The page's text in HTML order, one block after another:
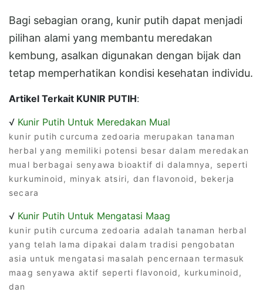
Bagi sebagian orang, kunir putih dapat menjadi
pilihan alami yang membantu meredakan
kembung, asalkan digunakan dengan bijak dan
tetap memperhatikan kondisi kesehatan individu.
Artikel Terkait KUNIR PUTIH:
√ Kunir Putih Untuk Meredakan Mual
kunir putih curcuma zedoaria merupakan tanaman
herbal yang memiliki potensi besar dalam meredakan
mual berbagai senyawa bioaktif di dalamnya, seperti
kurkuminoid, minyak atsiri, dan flavonoid, bekerja
secara
√ Kunir Putih Untuk Mengatasi Maag
kunir putih curcuma zedoaria adalah tanaman herbal
yang telah lama dipakai dalam tradisi pengobatan
asia untuk mengatasi masalah pencernaan termasuk
maag senyawa aktif seperti flavonoid, kurkuminoid,
dan